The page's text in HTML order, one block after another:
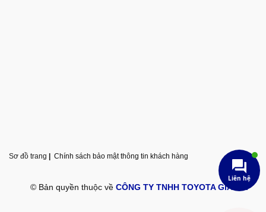
Sơ đồ trang | Chính sách bảo mật thông tin khách hàng
© Bản quyền thuộc về CÔNG TY TNHH TOYOTA GIA LAI
Liên hệ